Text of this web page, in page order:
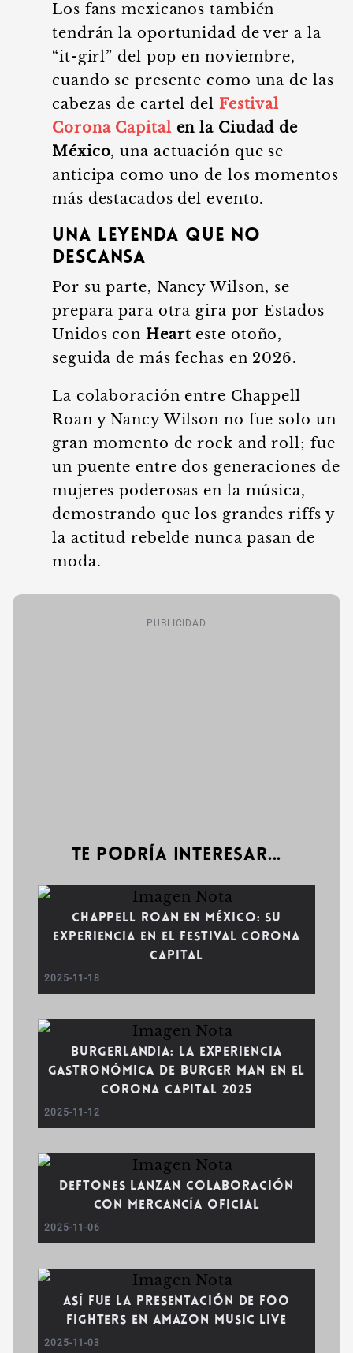
Los fans mexicanos también
tendrán la oportunidad de ver a la
“it-girl” del pop en noviembre,
cuando se presente como una de las
cabezas de cartel del Festival
Corona Capital en la Ciudad de
México, una actuación que se
anticipa como uno de los momentos
más destacados del evento.
Una Leyenda que no
Descansa
Por su parte, Nancy Wilson, se
prepara para otra gira por Estados
Unidos con Hearteste otoño,
seguida de más fechas en 2026.
La colaboración entre Chappell
Roan y Nancy Wilson no fue solo un
gran momento de rock and roll; fue
un puente entre dos generaciones de
mujeres poderosas en la música,
demostrando que los grandes riffs y
la actitud rebelde nunca pasan de
moda.
PUBLICIDAD
Te podría interesar...
Chappell Roan en México: Su
experiencia en el Festival Corona
Capital
2025-11-18
Burgerlandia: la experiencia
gastronómica de Burger Man en el
Corona Capital 2025
2025-11-12
Deftones lanzan colaboración
con mercancía oficial
2025-11-06
Así fue la Presentación de Foo
Fighters en Amazon Music Live
2025-11-03